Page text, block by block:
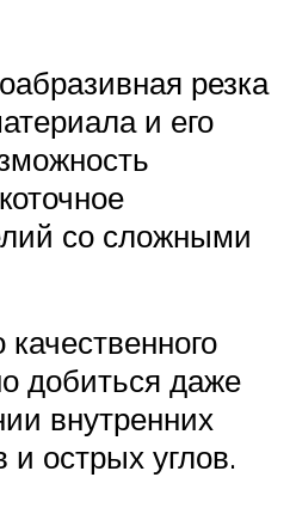
резка
и его
со сложными
добиться даже
внутренних
и острых углов.